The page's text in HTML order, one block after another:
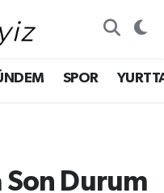
SPOR
Son Durum
Fikstür